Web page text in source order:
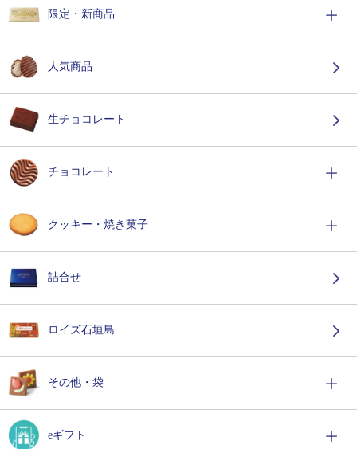
限定・新商品
人気商品
生チョコレート
チョコレート
クッキー・焼き菓子
詰合せ
ロイズ石垣島
その他・袋
eギフト